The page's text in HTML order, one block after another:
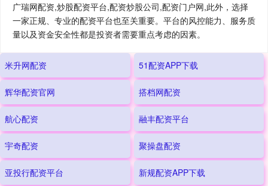
广瑞网配资,炒股配资平台,配资炒股公司,配资门户网,此外，选择
一家正规、专业的配资平台也至关重要。平台的风控能力、服务质
量以及资金安全性都是投资者需要重点考虑的因素。
米升网配资 51配资APP下载
辉华配资官网 搭档网配资
航心配资 融丰配资平台
宇奇配资 聚操盘配资
亚投行配资平台 新规配资APP下载